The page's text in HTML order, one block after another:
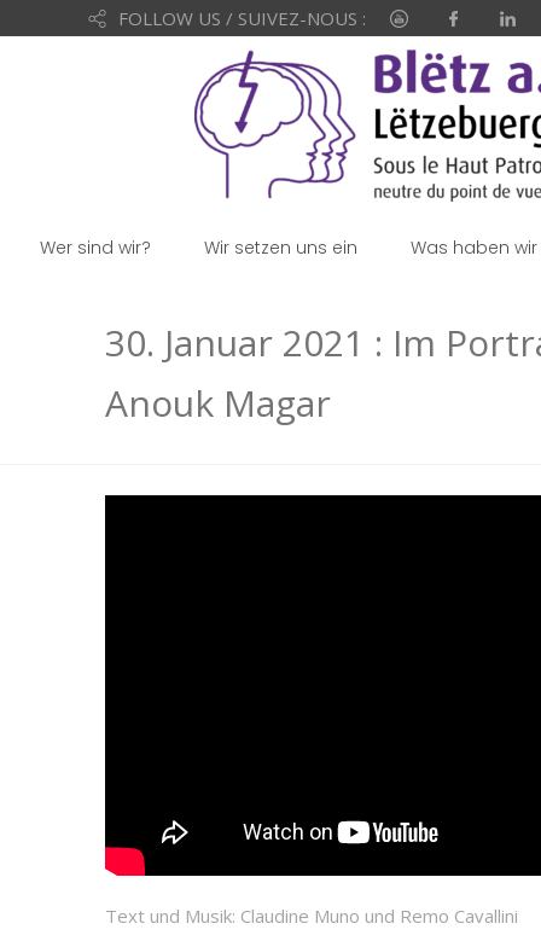
FOLLOW US / SUIVEZ-NOUS :
Wer sind wir? Wir setzen uns ein Was haben wir
30. Januar 2021 : Im
Anouk Magar
Text und Musik: Claudine Muno und Remo Cavallini